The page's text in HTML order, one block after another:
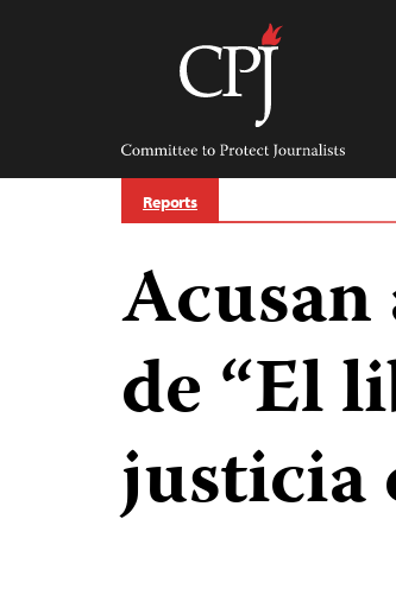
Committee
Protect
Journalists
Reports
de “El
justicia